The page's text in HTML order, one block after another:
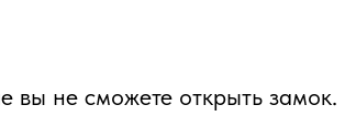
вы не сможете открыть замок.